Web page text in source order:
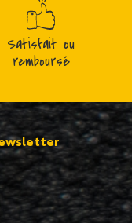
Satisfait ou
remboursé